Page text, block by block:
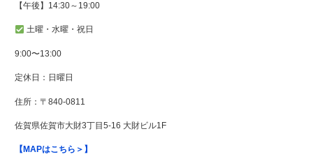
【午後】14:30～19:00
土曜・水曜・祝日
9:00〜13:00
定休日：日曜日
住所： 〒840-0811
佐賀県佐賀市大財3丁目5-16 大財ビル1F
【MAPはこちら＞】